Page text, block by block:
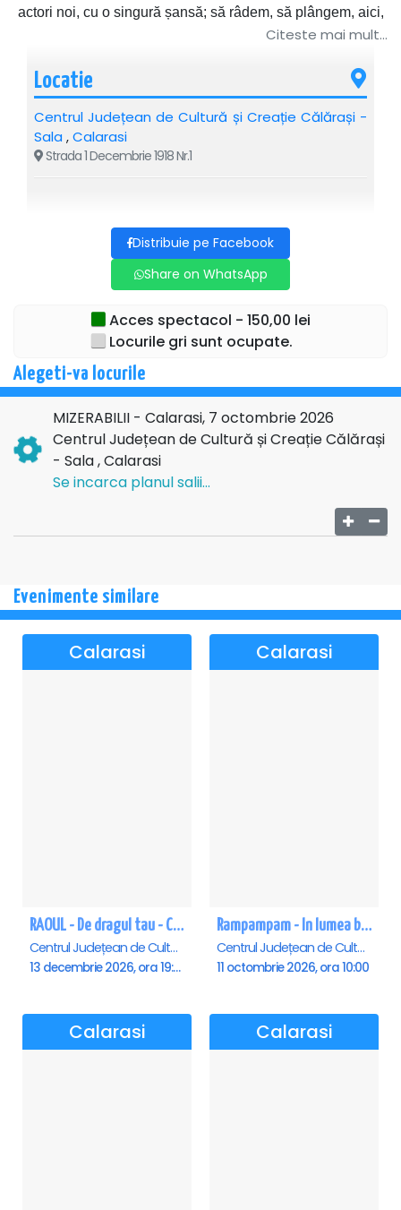
actori noi, cu o singură șansă; să râdem, să plângem, aici,
pe scenă, pentru oameni, cu oameni.
NATIONAL←←←
Citeste mai mult...
Locatie
Centrul Județean de Cultură și Creație Călărași -
Sala ,Calarasi
Strada 1 Decembrie 1918 Nr.1
Distribuie pe Facebook
Share on WhatsApp
Acces spectacol - 150,00 lei
Locurile gri sunt ocupate.
Alegeti-va locurile
MIZERABILII - Calarasi, 7 octombrie 2026
Centrul Județean de Cultură și Creație Călărași
- Sala , Calarasi
Se incarca planul salii...
Evenimente similare
Calarasi
RAOUL - De dragul tau - Calarasi
Centrul Județean de Cultură și Creație Călărași - Sala , Calarasi
13 decembrie 2026, ora 19:00
Calarasi
Rampampam - In lumea bomboanelor - Calarasi
Centrul Județean de Cultură și Creație Călărași - Sala , Calarasi
11 octombrie 2026, ora 10:00
Calarasi Calarasi